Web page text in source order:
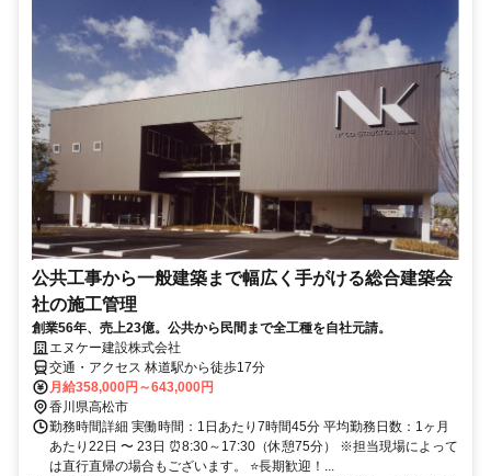
公共工事から一般建築まで幅広く手がける総合建築会
社の施工管理
創業56年、売上23億。公共から民間まで全工種を自社元請。
エヌケー建設株式会社
交通・アクセス 林道駅から徒歩17分
月給358,000円～643,000円
香川県高松市
勤務時間詳細 実働時間：1日あたり7時間45分 平均勤務日数：1ヶ月
あたり22日 〜 23日 ⏰8:30～17:30（休憩75分） ※担当現場によって
は直行直帰の場合もございます。 ⭐長期歓迎！...